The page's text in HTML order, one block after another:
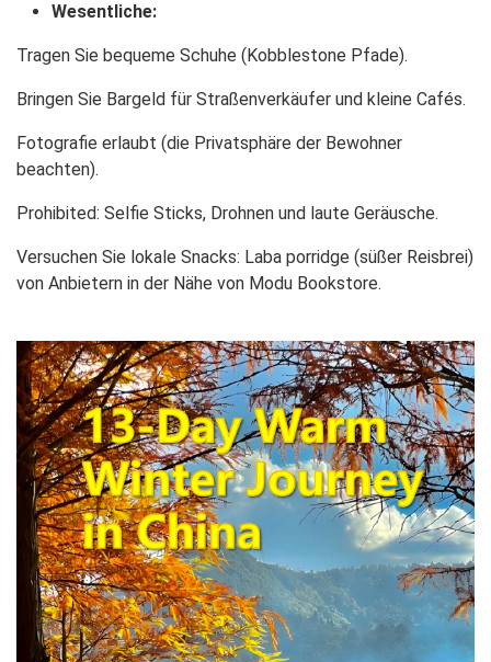
Wesentliche:
Tragen Sie bequeme Schuhe (Kobblestone Pfade).
Bringen Sie Bargeld für Straßenverkäufer und kleine Cafés.
Fotografie erlaubt (die Privatsphäre der Bewohner
beachten).
Prohibited: Selfie Sticks, Drohnen und laute Geräusche.
Versuchen Sie lokale Snacks: Laba porridge (süßer Reisbrei)
von Anbietern in der Nähe von Modu Bookstore.